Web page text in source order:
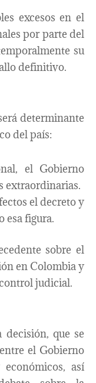
excesos en el
por parte del
su
definitivo.
determinante
del país:
el Gobierno
extraordinarias.
el decreto y
esa figura.
sobre el
en Colombia y
judicial.
decisión, que se
el Gobierno
así